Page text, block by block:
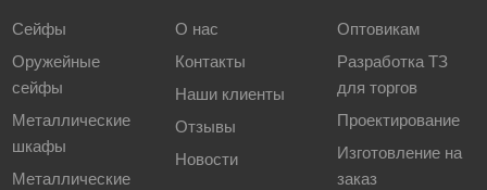
Сейфы
Оружейные
сейфы
Металлические
шкафы
Металлические
О нас
Контакты
Наши клиенты
Отзывы
Новости
Оптовикам
Разработка ТЗ
для торгов
Проектирование
Изготовление на
заказ